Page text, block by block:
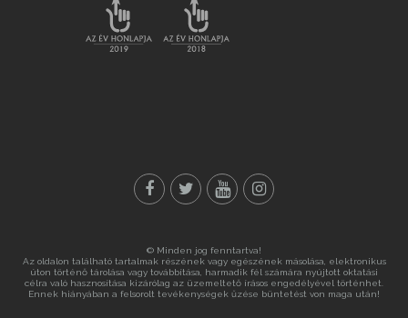
© Minden jog fenntartva!
Az oldalon található tartalmak részének vagy egészének másolása, elektronikus
úton történő tárolása vagy továbbítása, harmadik fél számára nyújtott oktatási
célra való hasznosítása kizárólag az üzemeltető írásos engedélyével történhet.
Ennek hiányában a felsorolt tevékenységek űzése büntetést von maga után!